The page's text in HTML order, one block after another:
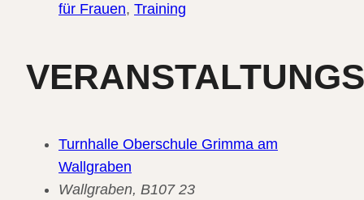
für Frauen, Training
Turnhalle Oberschule Grimma am
Wallgraben
Wallgraben, B107 23